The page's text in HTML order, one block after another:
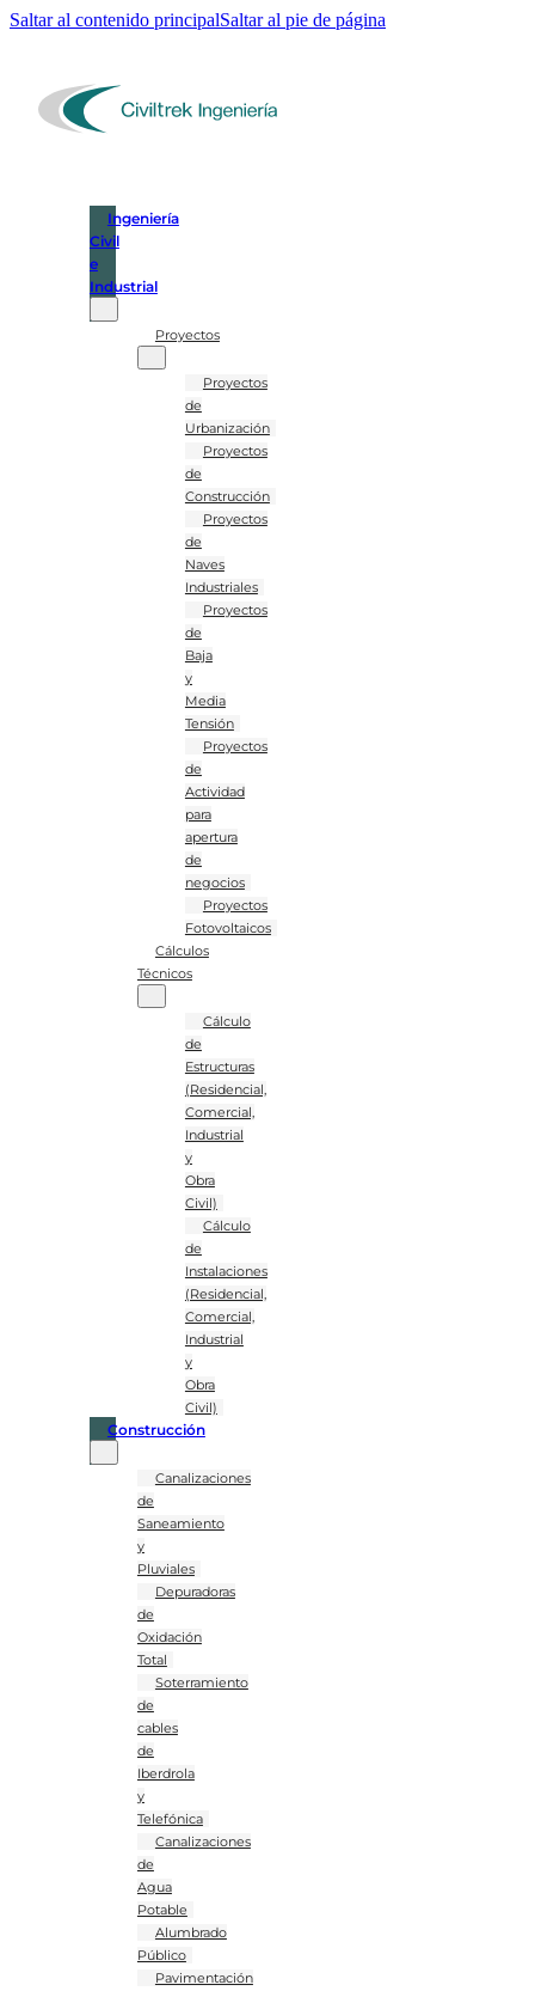
Saltar al contenido principalSaltar al pie de página
Ingeniería
Civil
e
Industrial
Proyectos
Proyectos
de
Urbanización
Proyectos
de
Construcción
Proyectos
de
Naves
Industriales
Proyectos
de
Baja
y
Media
Tensión
Proyectos
de
Actividad
para
apertura
de
negocios
Proyectos
Fotovoltaicos
Cálculos
Técnicos
Cálculo
de
Estructuras
(Residencial,
Comercial,
Industrial
y
Obra
Civil)
Cálculo
de
Instalaciones
(Residencial,
Comercial,
Industrial
y
Obra
Civil)
Construcción
Canalizaciones
de
Saneamiento
y
Pluviales
Depuradoras
de
Oxidación
Total
Soterramiento
de
cables
de
Iberdrola
y
Telefónica
Canalizaciones
de
Agua
Potable
Alumbrado
Público
Pavimentación